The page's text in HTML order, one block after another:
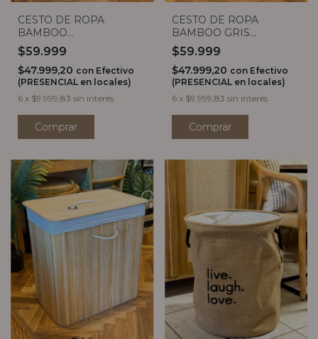
CESTO DE ROPA
BAMBOO
RECTANGULAR CON
TAPA
$59.999
$47.999,20 con Efectivo
(PRESENCIAL en locales)
6 x $9.999,83 sin interés
CESTO DE ROPA
BAMBOO GRIS
RECTANGULAR CON
TAPA
$59.999
$47.999,20 con Efectivo
(PRESENCIAL en locales)
6 x $9.999,83 sin interés